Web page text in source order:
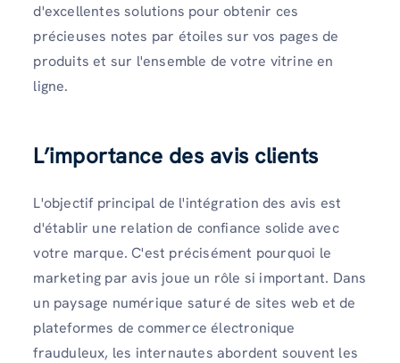
d'excellentes solutions pour obtenir ces
précieuses notes par étoiles sur vos pages de
produits et sur l'ensemble de votre vitrine en
ligne.
L’importance des avis clients
L'objectif principal de l'intégration des avis est
d'établir une relation de confiance solide avec
votre marque. C'est précisément pourquoi le
marketing par avis joue un rôle si important. Dans
un paysage numérique saturé de sites web et de
plateformes de commerce électronique
frauduleux, les internautes abordent souvent les